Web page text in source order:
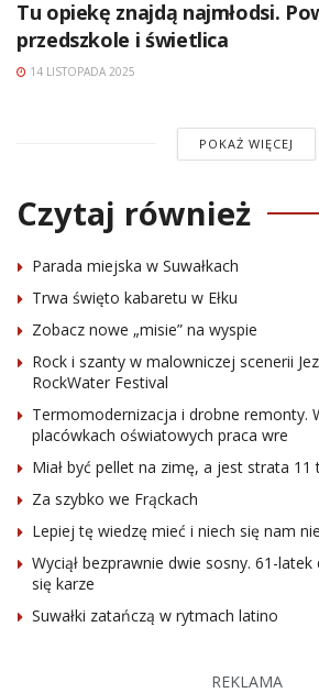
Tu opiekę znajdą najmłodsi.
przedszkole i świetlica
14 LISTOPADA 2025
POKAŻ WIĘCEJ
Czytaj również
Parada miejska w Suwałkach
Trwa święto kabaretu w Ełku
Zobacz nowe „misie” na wyspie
Rock i szanty w malowniczej scenerii
RockWater Festival
Termomodernizacja i drobne remonty.
placówkach oświatowych praca wre
Miał być pellet na zimę, a jest strata 11
Za szybko we Frąckach
Lepiej tę wiedzę mieć i niech się nam
Wyciął bezprawnie dwie sosny. 61-
się karze
Suwałki zatańczą w rytmach latino
REKLAMA